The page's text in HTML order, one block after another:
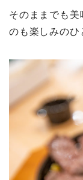
そのままでも美
のも楽しみのひ